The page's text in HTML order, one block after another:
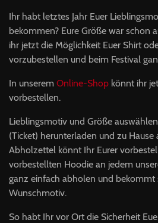
Ihr habt letztes Jahr Euer
bekommen? Eure Größe war schon
ihr jetzt die Möglichkeit Euer Shirt
vorzubestellen und beim Festival
In unserem Online-Shop könnt ihr
vorbestellen.
Lieblingsmotiv und Größe
(Ticket) herunterladen und zu Hause
Abholzettel könnt Ihr Eurer
vorbestellten Hoodie an jedem
ganz einfach abholen und bekommt
Wunschmotiv.
So habt Ihr vor Ort die Sicherheit